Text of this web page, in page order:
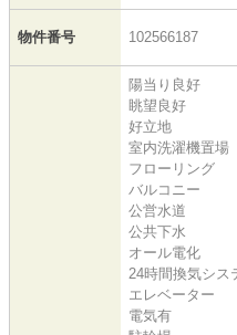
物件番号 102566187
陽当り良好
眺望良好
好立地
室内洗濯機置場
フローリング
バルコニー
公営水道
公共下水
オール電化
24時間換気シス
エレベーター
電気有